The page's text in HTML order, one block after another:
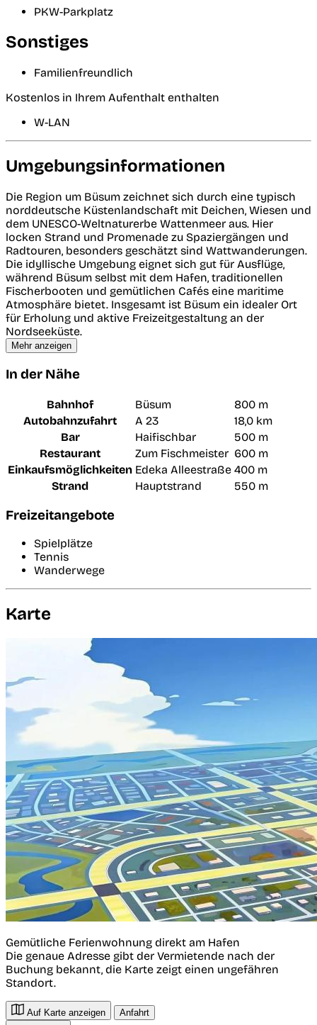
PKW-Parkplatz
Sonstiges
Familienfreundlich
Kostenlos in Ihrem Aufenthalt enthalten
W-LAN
Umgebungsinformationen
Die Region um Büsum zeichnet sich durch eine typisch
norddeutsche Küstenlandschaft mit Deichen, Wiesen und
dem UNESCO-Weltnaturerbe Wattenmeer aus. Hier
locken Strand und Promenade zu Spaziergängen und
Radtouren, besonders geschätzt sind Wattwanderungen.
Die idyllische Umgebung eignet sich gut für Ausflüge,
während Büsum selbst mit dem Hafen, traditionellen
Fischerbooten und gemütlichen Cafés eine maritime
Atmosphäre bietet. Insgesamt ist Büsum ein idealer Ort
für Erholung und aktive Freizeitgestaltung an der
Nordseeküste.
Mehr anzeigen
In der Nähe
Bahnhof Büsum
800 m
Autobahnzufahrt
A 23
18,0 km
Bar
Haifischbar
500 m
Restaurant
Zum Fischmeister 600 m
Einkaufsmöglichkeiten Edeka Alleestraße 400 m
Strand
Hauptstrand 550 m
Freizeitangebote
Spielplätze
Tennis
Wanderwege
Karte
Gemütliche Ferienwohnung direkt am Hafen
Die genaue Adresse gibt der Vermietende nach der
Buchung bekannt, die Karte zeigt einen ungefähren
Standort.
Auf Karte anzeigen Anfahrt